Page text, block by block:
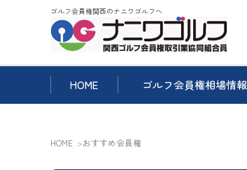
ゴルフ会員権関西のナニワゴルフへ
HOME ゴルフ会員権相場情報
HOME おすすめ会員権